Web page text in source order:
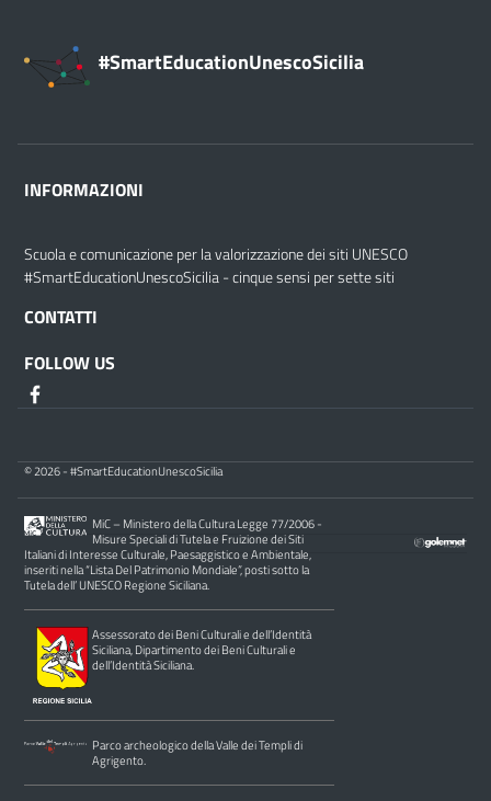
#SmartEducationUnescoSicilia
INFORMAZIONI
Scuola e comunicazione per la valorizzazione dei siti UNESCO
#SmartEducationUnescoSicilia - cinque sensi per sette siti
CONTATTI
FOLLOW US
© 2026 - #SmartEducationUnescoSicilia
MiC – Ministero della Cultura Legge 77/2006 -
Misure Speciali di Tutela e Fruizione dei Siti
Italiani di Interesse Culturale, Paesaggistico e Ambientale,
inseriti nella “Lista Del Patrimonio Mondiale”, posti sotto la
Tutela dell’ UNESCO Regione Siciliana.
Assessorato dei Beni Culturali e dell’Identità
Siciliana, Dipartimento dei Beni Culturali e
dell’Identità Siciliana.
Parco archeologico della Valle dei Templi di
Agrigento.